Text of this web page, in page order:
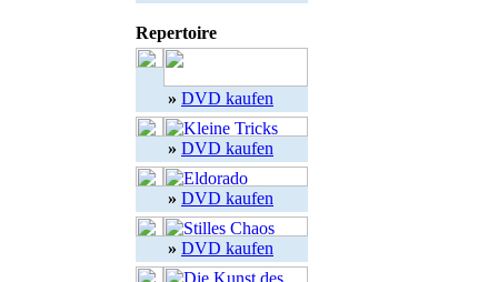
Repertoire
» DVD kaufen
» DVD kaufen
» DVD kaufen
» DVD kaufen